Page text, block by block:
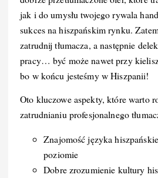
jak i do umysłu twojego rywala
sukces na hiszpańskim rynku.
zatrudnij tłumacza, a następnie
pracy… być może nawet przy
bo w końcu jesteśmy w Hiszpanii!
Oto kluczowe aspekty, które warto
zatrudnianiu profesjonalnego
Znajomość języka
poziomie
Dobre zrozumienie kultury